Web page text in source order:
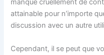
manque cruellement de
attainable pour n’importe
discussion avec un autre
Cependant, il se peut que